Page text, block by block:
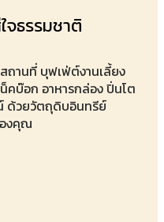
จธรรมชาติ
ถานที่ บุฟเฟ่ต์งานเลี้ยง
บ๊อก อาหารกล่อง ปิ่นโต
ด้วยวัตถุดิบอินทรีย์
งคุณ